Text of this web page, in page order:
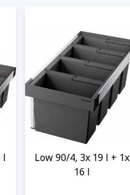
l
Low 90/4, 3x 19 l + 1x
16 l